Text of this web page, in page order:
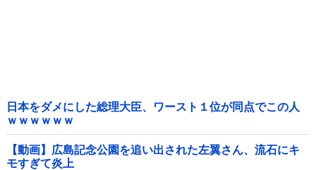
日本をダメにした総理大臣、ワースト１位が同点でこの人
ｗｗｗｗｗｗ
【動画】広島記念公園を追い出された左翼さん、流石にキ
モすぎて炎上